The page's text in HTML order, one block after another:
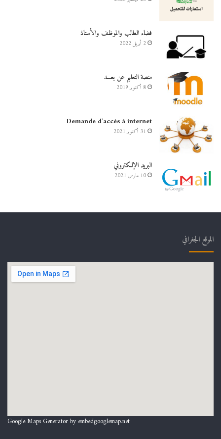
فضاء الطالب والموظف والأستاذ
2 أبريل 2022
منصة التعليم عن بعـــد
8 أكتوبر 2019
Demande d’accès à internet
31 أكتوبر 2021
البريد الإلكتروني
10 مارس 2021
الموقع الجغرافي
Google Maps Generator by embedgooglemap.net